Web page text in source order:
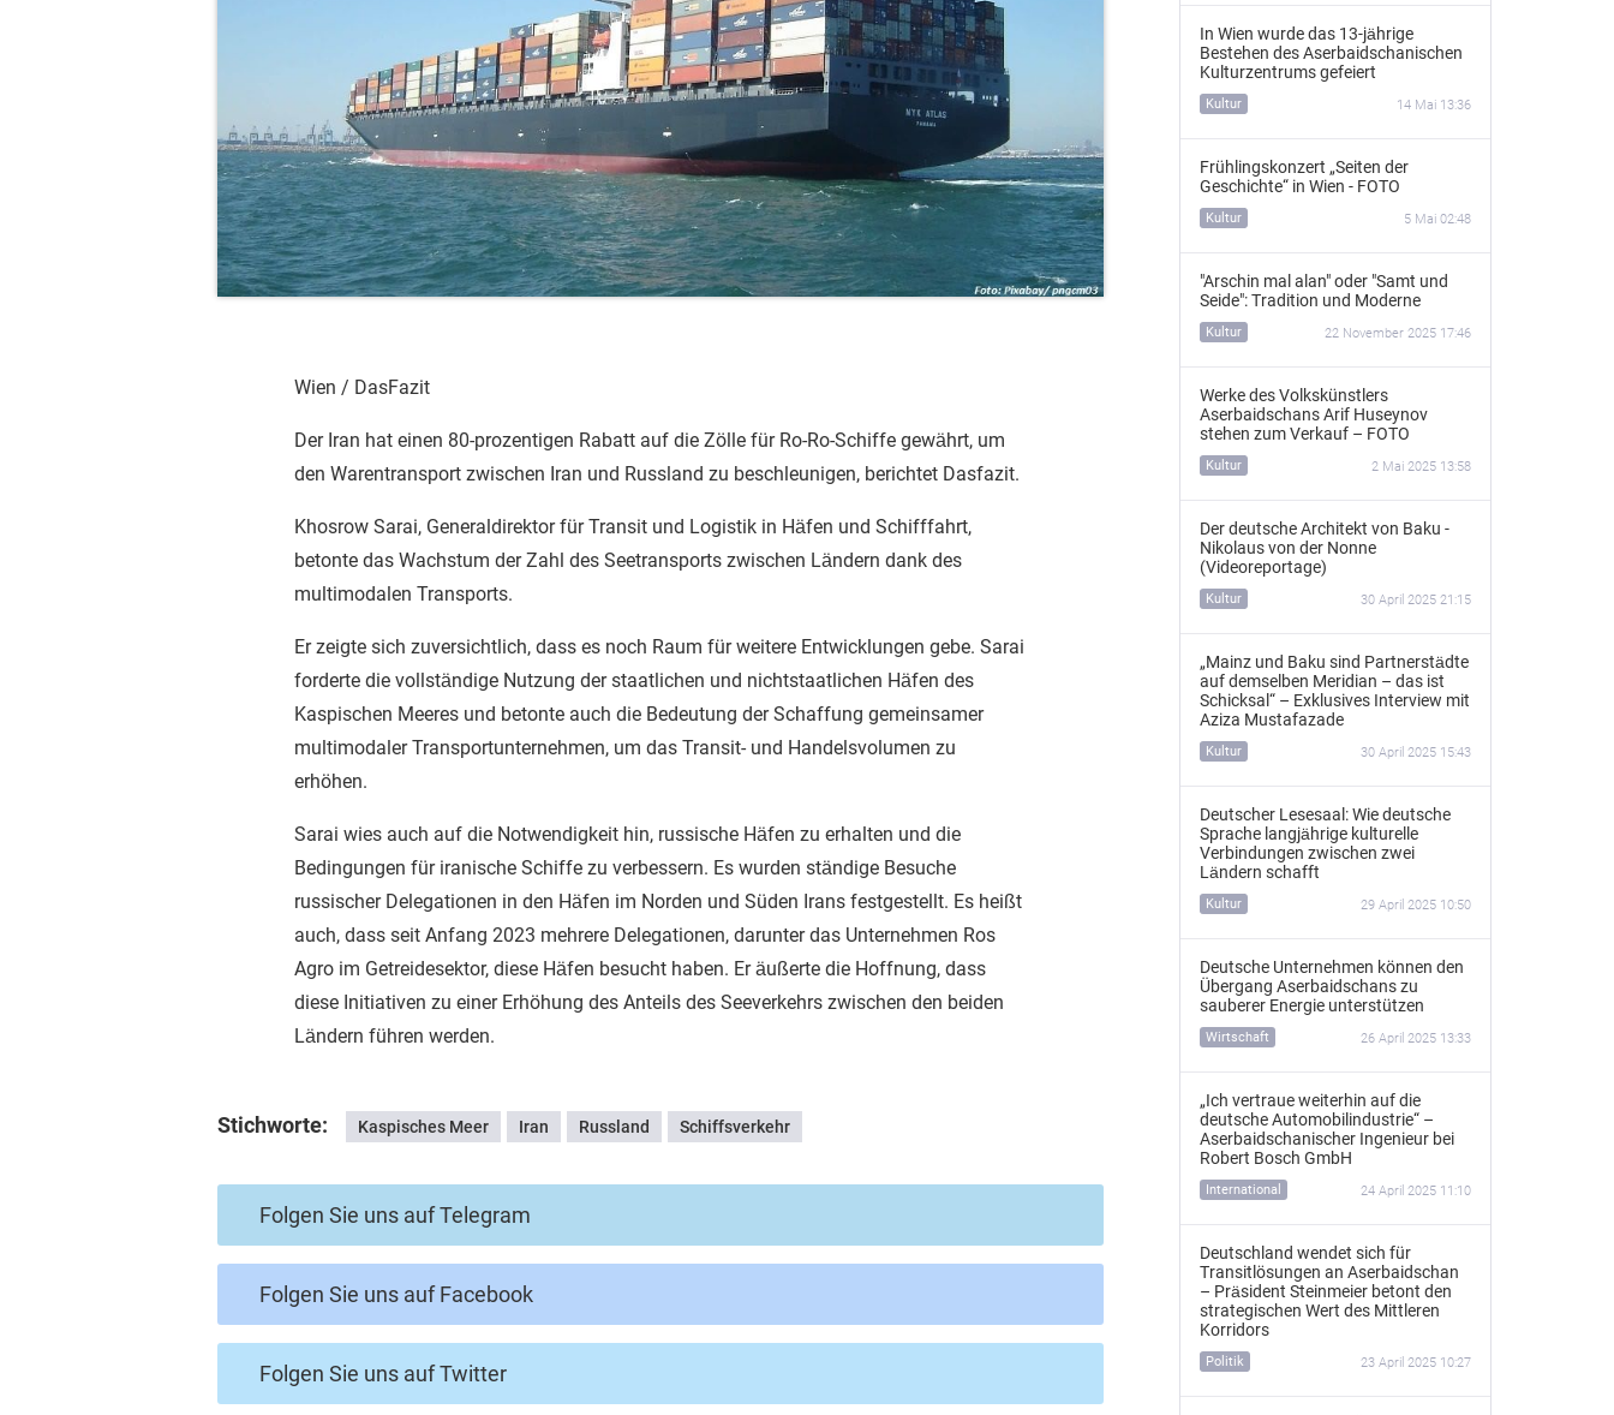
Wien / DasFazit
Der Iran hat einen 80-prozentigen Rabatt auf die Zölle für Ro-Ro-Schiffe gewährt, um
den Warentransport zwischen Iran und Russland zu beschleunigen, berichtet Dasfazit.
Khosrow Sarai, Generaldirektor für Transit und Logistik in Häfen und Schifffahrt,
betonte das Wachstum der Zahl des Seetransports zwischen Ländern dank des
multimodalen Transports.
Er zeigte sich zuversichtlich, dass es noch Raum für weitere Entwicklungen gebe. Sarai
forderte die vollständige Nutzung der staatlichen und nichtstaatlichen Häfen des
Kaspischen Meeres und betonte auch die Bedeutung der Schaffung gemeinsamer
multimodaler Transportunternehmen, um das Transit- und Handelsvolumen zu
erhöhen.
Sarai wies auch auf die Notwendigkeit hin, russische Häfen zu erhalten und die
Bedingungen für iranische Schiffe zu verbessern. Es wurden ständige Besuche
russischer Delegationen in den Häfen im Norden und Süden Irans festgestellt. Es heißt
auch, dass seit Anfang 2023 mehrere Delegationen, darunter das Unternehmen Ros
Agro im Getreidesektor, diese Häfen besucht haben. Er äußerte die Hoffnung, dass
diese Initiativen zu einer Erhöhung des Anteils des Seeverkehrs zwischen den beiden
Ländern führen werden.
Stichworte: Kaspisches Meer Iran Russland Schiffsverkehr
Folgen Sie uns auf Telegram
Folgen Sie uns auf Facebook
Folgen Sie uns auf Twitter
In Wien wurde das 13‑jährige
Bestehen des Aserbaidschanischen
Kulturzentrums gefeiert
Kultur 14 Mai 13:36
Frühlingskonzert „Seiten der
Geschichte“ in Wien - FOTO
Kultur 5 Mai 02:48
"Arschin mal alan" oder "Samt und
Seide": Tradition und Moderne
Kultur 22 November 2025 17:46
Werke des Volkskünstlers
Aserbaidschans Arif Huseynov
stehen zum Verkauf – FOTO
Kultur 2 Mai 2025 13:58
Der deutsche Architekt von Baku -
Nikolaus von der Nonne
(Videoreportage)
Kultur 30 April 2025 21:15
„Mainz und Baku sind Partnerstädte
auf demselben Meridian – das ist
Schicksal“ – Exklusives Interview mit
Aziza Mustafazade
Kultur 30 April 2025 15:43
Deutscher Lesesaal: Wie deutsche
Sprache langjährige kulturelle
Verbindungen zwischen zwei
Ländern schafft
Kultur 29 April 2025 10:50
Deutsche Unternehmen können den
Übergang Aserbaidschans zu
sauberer Energie unterstützen
Wirtschaft 26 April 2025 13:33
„Ich vertraue weiterhin auf die
deutsche Automobilindustrie“ –
Aserbaidschanischer Ingenieur bei
Robert Bosch GmbH
International 24 April 2025 11:10
Deutschland wendet sich für
Transitlösungen an Aserbaidschan
– Präsident Steinmeier betont den
strategischen Wert des Mittleren
Korridors
Politik 23 April 2025 10:27